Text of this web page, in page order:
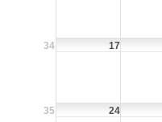
34 17
35 24